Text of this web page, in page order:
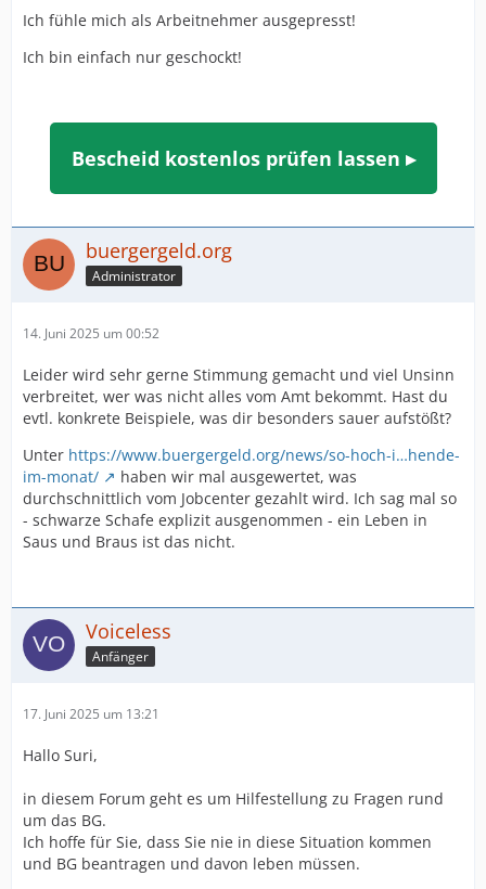
Ich fühle mich als Arbeitnehmer ausgepresst!
Ich bin einfach nur geschockt!
Bescheid kostenlos prüfen lassen ▸
buergergeld.org
Administrator
14. Juni 2025 um 00:52
Leider wird sehr gerne Stimmung gemacht und viel Unsinn
verbreitet, wer was nicht alles vom Amt bekommt. Hast du
evtl. konkrete Beispiele, was dir besonders sauer aufstößt?
Unter https://www.buergergeld.org/news/so-hoch-i…hende-
im-monat/
haben wir mal ausgewertet, was
durchschnittlich vom Jobcenter gezahlt wird. Ich sag mal so
- schwarze Schafe explizit ausgenommen - ein Leben in
Saus und Braus ist das nicht.
Voiceless
Anfänger
17. Juni 2025 um 13:21
Hallo Suri,
in diesem Forum geht es um Hilfestellung zu Fragen rund
um das BG.
Ich hoffe für Sie, dass Sie nie in diese Situation kommen
und BG beantragen und davon leben müssen.